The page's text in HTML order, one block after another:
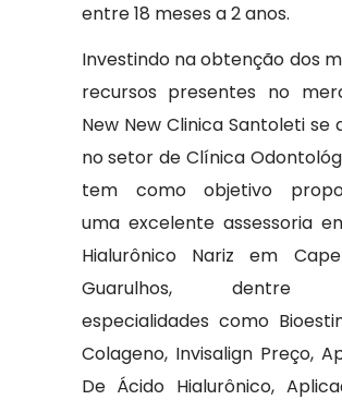
entre 18 meses a 2 anos.
Investindo na obtenção dos
recursos presentes no
New New Clinica Santoleti se
no setor de Clínica
tem como objetivo
uma excelente assessoria
Hialurônico Nariz em
Guarulhos, dentre
especialidades como
Colageno, Invisalign Preço,
De Ácido Hialurônico,